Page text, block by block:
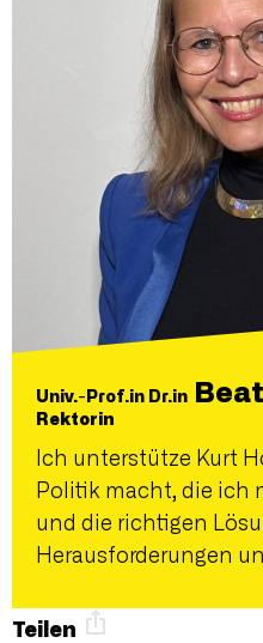
Univ.-Prof.in Dr.in
Rektorin
Ich unterstütze Kurt
Politik macht, die ich
und die richtigen
Herausforderungen
Teilen